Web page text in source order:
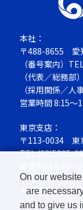
本社：
〒488-8655 愛
（番号案内）
（代表／総務部
（採用関係／人
営業時間 8:15～
東京支店：
〒113-0034 東
TEL(03)5805-
大阪営業所：
〒564-0063大
On our
are
and to give us